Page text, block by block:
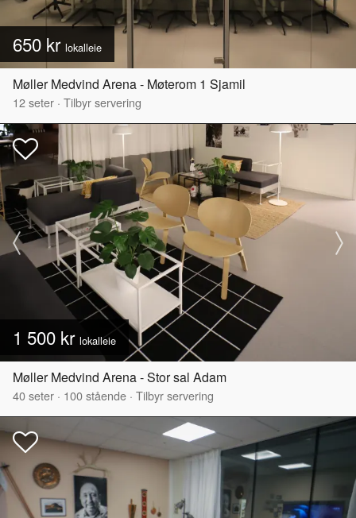
650 kr lokalleie
Møller Medvind Arena - Møterom 1 Sjamil
12seter · Tilbyr servering
1 500 kr lokalleie
Møller Medvind Arena - Stor sal Adam
40seter · 100stående · Tilbyr servering